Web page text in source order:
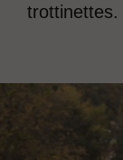
trottinettes.